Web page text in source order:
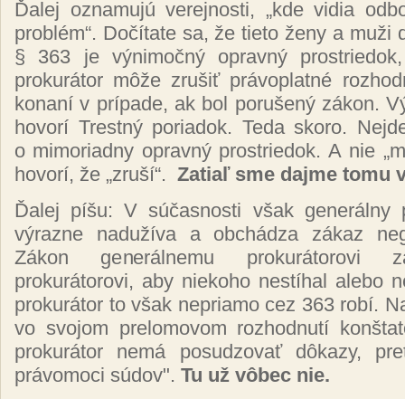
Ďalej oznamujú verejnosti, „kde vidia
problém“. Dočítate sa, že tieto ženy a muži
§ 363 je výnimočný opravný
prokurátor môže zrušiť právoplatné
konaní v prípade, ak bol porušený zákon.
hovorí Trestný poriadok. Teda skoro.
o mimoriadny opravný prostriedok. A nie
hovorí, že „zruší“. Zatiaľ sme dajme tomu
Ďalej píšu: V súčasnosti však generálny
výrazne nadužíva a obchádza zákaz
Zákon generálnemu prokurátorovi
prokurátorovi, aby niekoho nestíhal alebo
prokurátor to však nepriamo cez 363 robí.
vo svojom prelomovom rozhodnutí
prokurátor nemá posudzovať dôkazy,
právomoci súdov". Tu už vôbec nie.